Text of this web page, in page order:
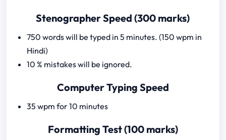
Stenographer Speed (300 marks)
750 words will be typed in 5 minutes. (150 wpm in
Hindi)
10 % mistakes will be ignored.
Computer Typing Speed
35 wpm for 10 minutes
Formatting Test (100 marks)